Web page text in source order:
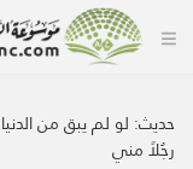
حديث: لو لم يبق من
رجُلاً مني